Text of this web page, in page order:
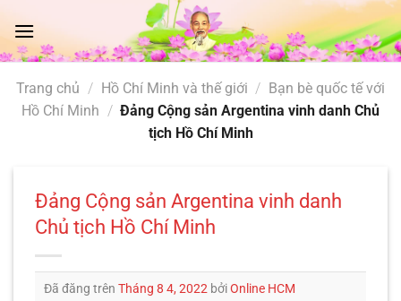
đến
nội
Trang chủ / Hồ Chí Minh và thế giới / Bạn bè quốc tế với
Hồ Chí Minh / Đảng Cộng sản Argentina vinh danh Chủ
tịch Hồ Chí Minh
Đảng Cộng sản Argentina vinh danh
Chủ tịch Hồ Chí Minh
Đã đăng trên Tháng 8 4, 2022 bởiOnline HCM